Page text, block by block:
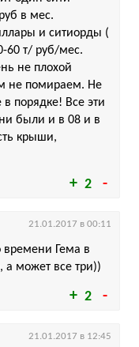
2
в мес.
и ситиорды (
60 т/ руб/мес.
не плохой
не помираем. Не
порядке! Все эти
были и в 08 и в
крыши,
2
времени Гема в
а может все три))
21.01.2017 в 00:11
21.01.2017 в 12:45